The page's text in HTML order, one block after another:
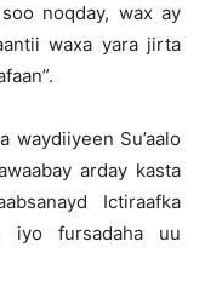
noqday, wax ay
waxa yara jirta
waydiiyeen Su’aalo
arday kasta
Ictiraafka
iyo fursadaha uu